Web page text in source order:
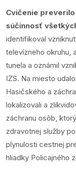
Cvičenie
súčinnosť
identifikoval
televízneho okruhu,
tunela a oznámil
IZS. Na miesto
Hasičského a
lokalizovali a
záchranu osôb,
zdravotnej služby
plynulosti cestnej
hliadky Policajného